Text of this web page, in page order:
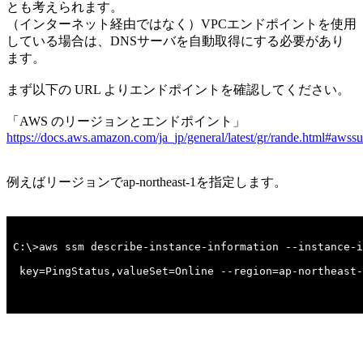
とも考えられます。
（インターネット経由ではなく）VPCエンドポイントを使用
している場合は、DNSサーバを自動取得にする必要があり
ます。
まず以下の URL よりエンドポイントを確認してください。
「AWS のリージョンとエンドポイント」
https://docs.aws.amazon.com/ja_jp/general/latest/gr/
例えばリージョンでap-northeast-1を指定します。